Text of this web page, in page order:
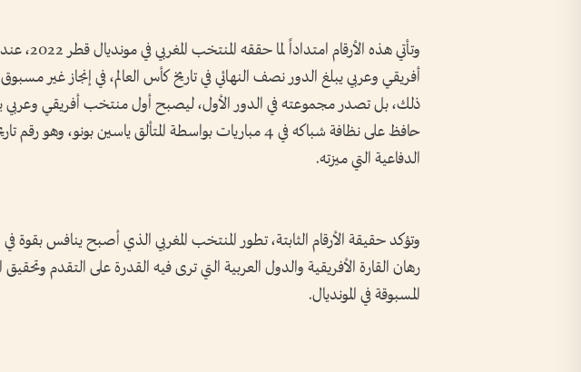
وتأتي هذه
أفريقي وعربي يبلغ الدور نصف النهائي في تاريخ كأس العالم، في إنجاز غير
ذلك، بل تصدر مجموعته في الدور الأول، ليصبح أول منتخب أفريقي وعربي
حافظ على نظافة شباكه في 4 مباريات بواسطة المتألق ياسين بونو،
الدفاعية التي ميزته.
وتؤكد حقيقة الأرقام الثابتة، تطور المنتخب المغربي الذي أصبح ينافس بقوة
رهان القارة الأفريقية والدول العربية التي ترى فيه القدرة على التقدم وتحقيق
المسبوقة في المونديال.